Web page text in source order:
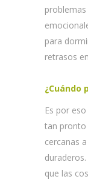
para
retrasos
¿Cuándo
Es por
tan pronto
cercanas
que las